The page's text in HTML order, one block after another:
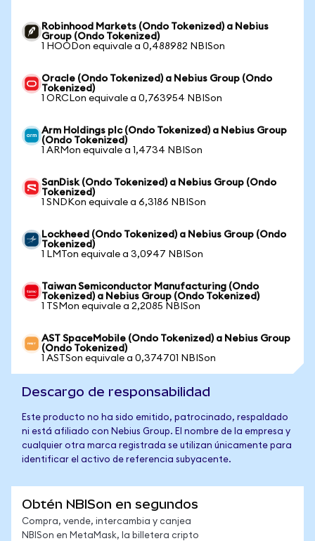
Robinhood Markets (Ondo Tokenized) a Nebius
Group (Ondo Tokenized)
1 HOODon equivale a 0,488982 NBISon
Oracle (Ondo Tokenized) a Nebius Group (Ondo
Tokenized)
1 ORCLon equivale a 0,763954 NBISon
Arm Holdings plc (Ondo Tokenized) a Nebius Group
(Ondo Tokenized)
1 ARMon equivale a 1,4734 NBISon
SanDisk (Ondo Tokenized) a Nebius Group (Ondo
Tokenized)
1 SNDKon equivale a 6,3186 NBISon
Lockheed (Ondo Tokenized) a Nebius Group (Ondo
Tokenized)
1 LMTon equivale a 3,0947 NBISon
Taiwan Semiconductor Manufacturing (Ondo
Tokenized) a Nebius Group (Ondo Tokenized)
1 TSMon equivale a 2,2085 NBISon
AST SpaceMobile (Ondo Tokenized) a Nebius Group
(Ondo Tokenized)
1 ASTSon equivale a 0,374701 NBISon
Descargo de responsabilidad
Este producto no ha sido emitido, patrocinado, respaldado
ni está afiliado con Nebius Group. El nombre de la empresa y
cualquier otra marca registrada se utilizan únicamente para
identificar el activo de referencia subyacente.
Obtén NBISon en segundos
Compra, vende, intercambia y canjea
NBISon en MetaMask, la billetera cripto